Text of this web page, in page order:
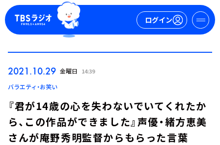
ログイン
ログイン
2021.10.29 金曜日 14:39
バラエティ・お笑い
『君が14歳の心を失わないでいてくれたか
ら、この作品ができました』声優・緒方恵美
さんが庵野秀明監督からもらった言葉